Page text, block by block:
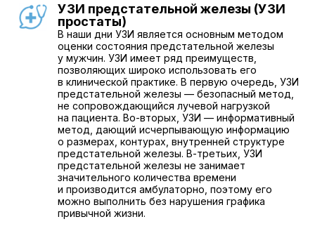
УЗИ предстательной железы (УЗИ
простаты)
В наши дни УЗИ является основным методом
оценки состояния предстательной железы
у мужчин. УЗИ имеет ряд преимуществ,
позволяющих широко использовать его
в клинической практике. В первую очередь, УЗИ
предстательной железы — безопасный метод,
не сопровождающийся лучевой нагрузкой
на пациента. Во-вторых, УЗИ — информативный
метод, дающий исчерпывающую информацию
о размерах, контурах, внутренней структуре
предстательной железы. В-третьих, УЗИ
предстательной железы не занимает
значительного количества времени
и производится амбулаторно, поэтому его
можно выполнить без нарушения графика
привычной жизни.